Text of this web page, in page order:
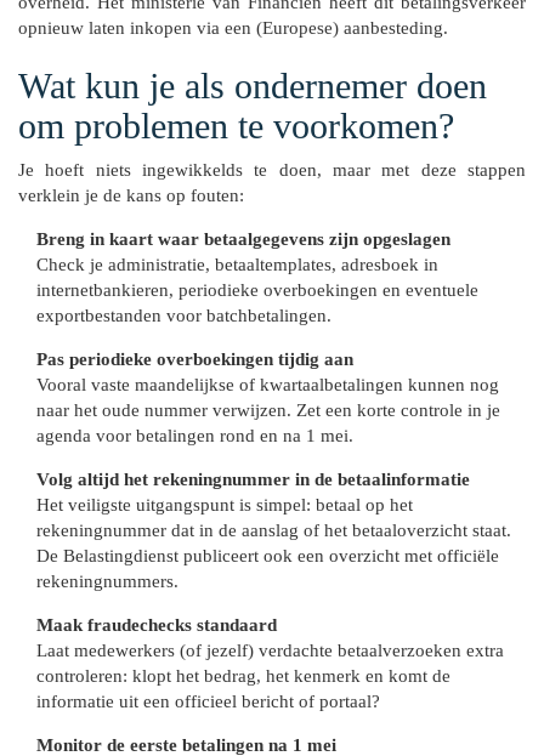
opnieuw laten inkopen via een (Europese) aanbesteding.
Wat kun je als ondernemer doen
om problemen te voorkomen?
Je hoeft niets ingewikkelds te doen, maar met deze stappen
verklein je de kans op fouten:
Breng in kaart waar betaalgegevens zijn opgeslagen
Check je administratie, betaaltemplates, adresboek in
internetbankieren, periodieke overboekingen en eventuele
exportbestanden voor batchbetalingen.
Pas periodieke overboekingen tijdig aan
Vooral vaste maandelijkse of kwartaalbetalingen kunnen nog
naar het oude nummer verwijzen. Zet een korte controle in je
agenda voor betalingen rond en na 1 mei.
Volg altijd het rekeningnummer in de betaalinformatie
Het veiligste uitgangspunt is simpel: betaal op het
rekeningnummer dat in de aanslag of het betaaloverzicht staat.
De Belastingdienst publiceert ook een overzicht met officiële
rekeningnummers.
Maak fraudechecks standaard
Laat medewerkers (of jezelf) verdachte betaalverzoeken extra
controleren: klopt het bedrag, het kenmerk en komt de
informatie uit een officieel bericht of portaal?
Monitor de eerste betalingen na 1 mei